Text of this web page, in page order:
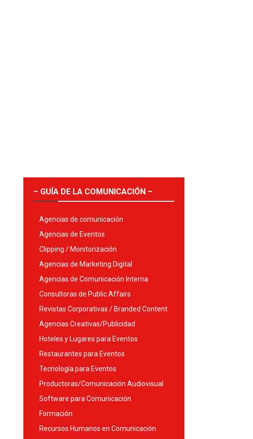
– GUÍA DE LA COMUNICACIÓN –
Agencias de comunicación
Agencias de Eventos
Clipping / Monitorización
Agencias de Marketing Digital
Agencias de Comunicación Interna
Consultoras de Public Affairs
Revistas Corporativas / Branded Content
Agencias Creativas/Publicidad
Hoteles y Lugares para Eventos
Restaurantes para Eventos
Tecnología para Eventos
Productoras/Comunicación Audiovisual
Software para Comunicación
Formación
Recursos Humanos en Comunicación